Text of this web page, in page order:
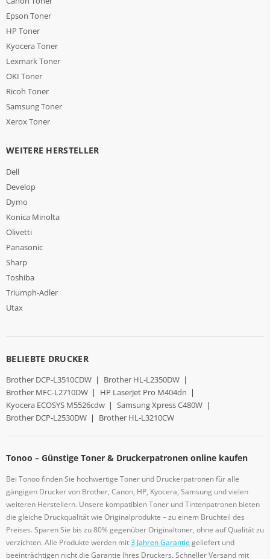
Epson Toner
HP Toner
Kyocera Toner
Lexmark Toner
OKI Toner
Ricoh Toner
Samsung Toner
Xerox Toner
WEITERE HERSTELLER
Dell
Develop
Dymo
Konica Minolta
Olivetti
Panasonic
Sharp
Toshiba
Triumph-Adler
Utax
BELIEBTE DRUCKER
Brother DCP-L3510CDW | Brother HL-L2350DW |
Brother MFC-L2710DW | HP LaserJet Pro M404dn |
Kyocera ECOSYS M5526cdw | Samsung Xpress C480W |
Brother DCP-L2530DW | Brother HL-L3210CW
Tonoo – Günstige Toner & Druckerpatronen online kaufen
Bei Tonoo finden Sie hochwertige Toner und Druckerpatronen für alle
gängigen Drucker von Brother, Canon, HP, Kyocera, Samsung und vielen
weiteren Herstellern. Unsere kompatiblen Toner und Tintenpatronen bieten
die gleiche Druckqualität wie Originalprodukte – zu einem Bruchteil des
Preises. Sparen Sie bis zu 80% gegenüber Originaltoner, ohne auf Qualität zu
verzichten. Alle Produkte werden mit3 Jahren Garantiegeliefert und
beeinträchtigen nicht die Garantie Ihres Druckers. Schneller Versand mit